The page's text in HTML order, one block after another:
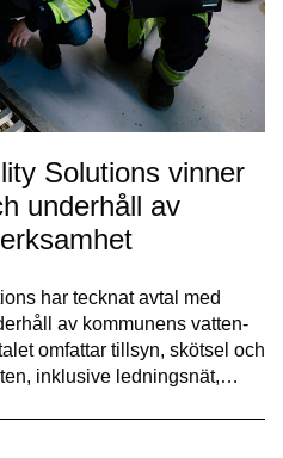
Solutions vinner
underhåll av
har tecknat avtal med
av kommunens vatten-
omfattar tillsyn, skötsel och
inklusive ledningsnät,…